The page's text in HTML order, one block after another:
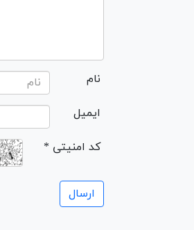
نام
ایمیل
* کد امنیتی